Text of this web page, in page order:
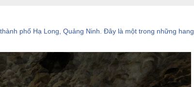
phố Hạ Long, Quảng Ninh. Đây là một trong những hang